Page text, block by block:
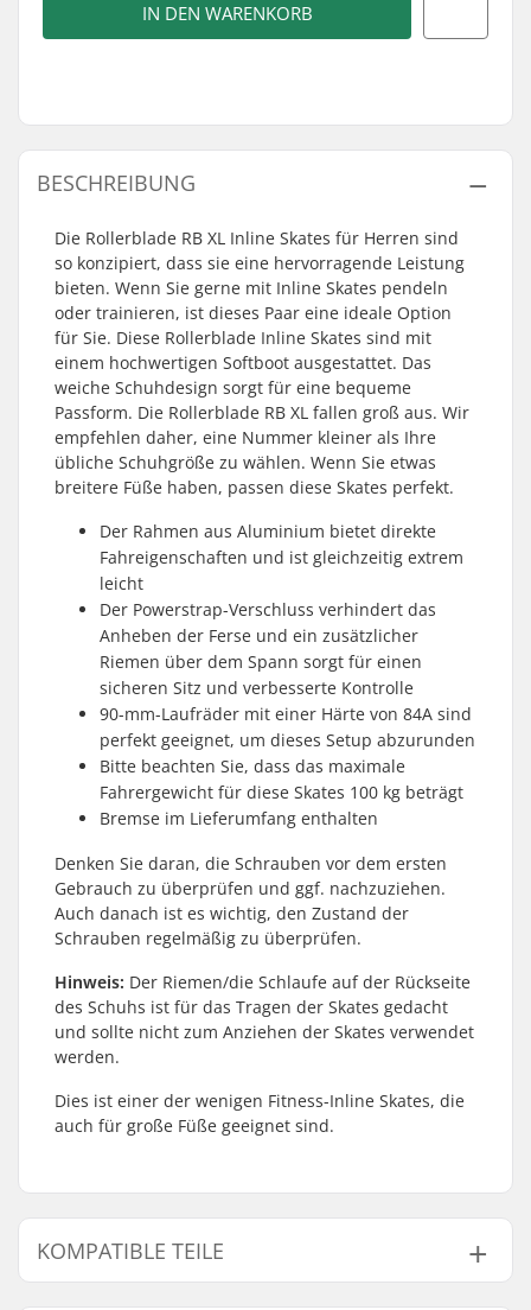
IN DEN WARENKORB
BESCHREIBUNG
Die Rollerblade RB XL Inline Skates für Herren sind
so konzipiert, dass sie eine hervorragende Leistung
bieten. Wenn Sie gerne mit Inline Skates pendeln
oder trainieren, ist dieses Paar eine ideale Option
für Sie. Diese Rollerblade Inline Skates sind mit
einem hochwertigen Softboot ausgestattet. Das
weiche Schuhdesign sorgt für eine bequeme
Passform. Die Rollerblade RB XL fallen groß aus. Wir
empfehlen daher, eine Nummer kleiner als Ihre
übliche Schuhgröße zu wählen. Wenn Sie etwas
breitere Füße haben, passen diese Skates perfekt.
Der Rahmen aus Aluminium bietet direkte
Fahreigenschaften und ist gleichzeitig extrem
leicht
Der Powerstrap-Verschluss verhindert das
Anheben der Ferse und ein zusätzlicher
Riemen über dem Spann sorgt für einen
sicheren Sitz und verbesserte Kontrolle
90-mm-Laufräder mit einer Härte von 84A sind
perfekt geeignet, um dieses Setup abzurunden
Bitte beachten Sie, dass das maximale
Fahrergewicht für diese Skates 100 kg beträgt
Bremse im Lieferumfang enthalten
Denken Sie daran, die Schrauben vor dem ersten
Gebrauch zu überprüfen und ggf. nachzuziehen.
Auch danach ist es wichtig, den Zustand der
Schrauben regelmäßig zu überprüfen.
Hinweis: Der Riemen/die Schlaufe auf der Rückseite
des Schuhs ist für das Tragen der Skates gedacht
und sollte nicht zum Anziehen der Skates verwendet
werden.
Dies ist einer der wenigen Fitness-Inline Skates, die
auch für große Füße geeignet sind.
KOMPATIBLE TEILE